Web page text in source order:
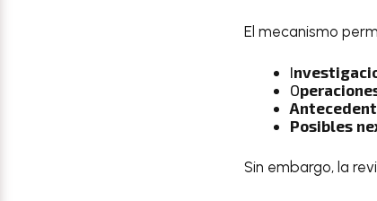
El mecanismo
I
O
Posibles
Sin embargo, la